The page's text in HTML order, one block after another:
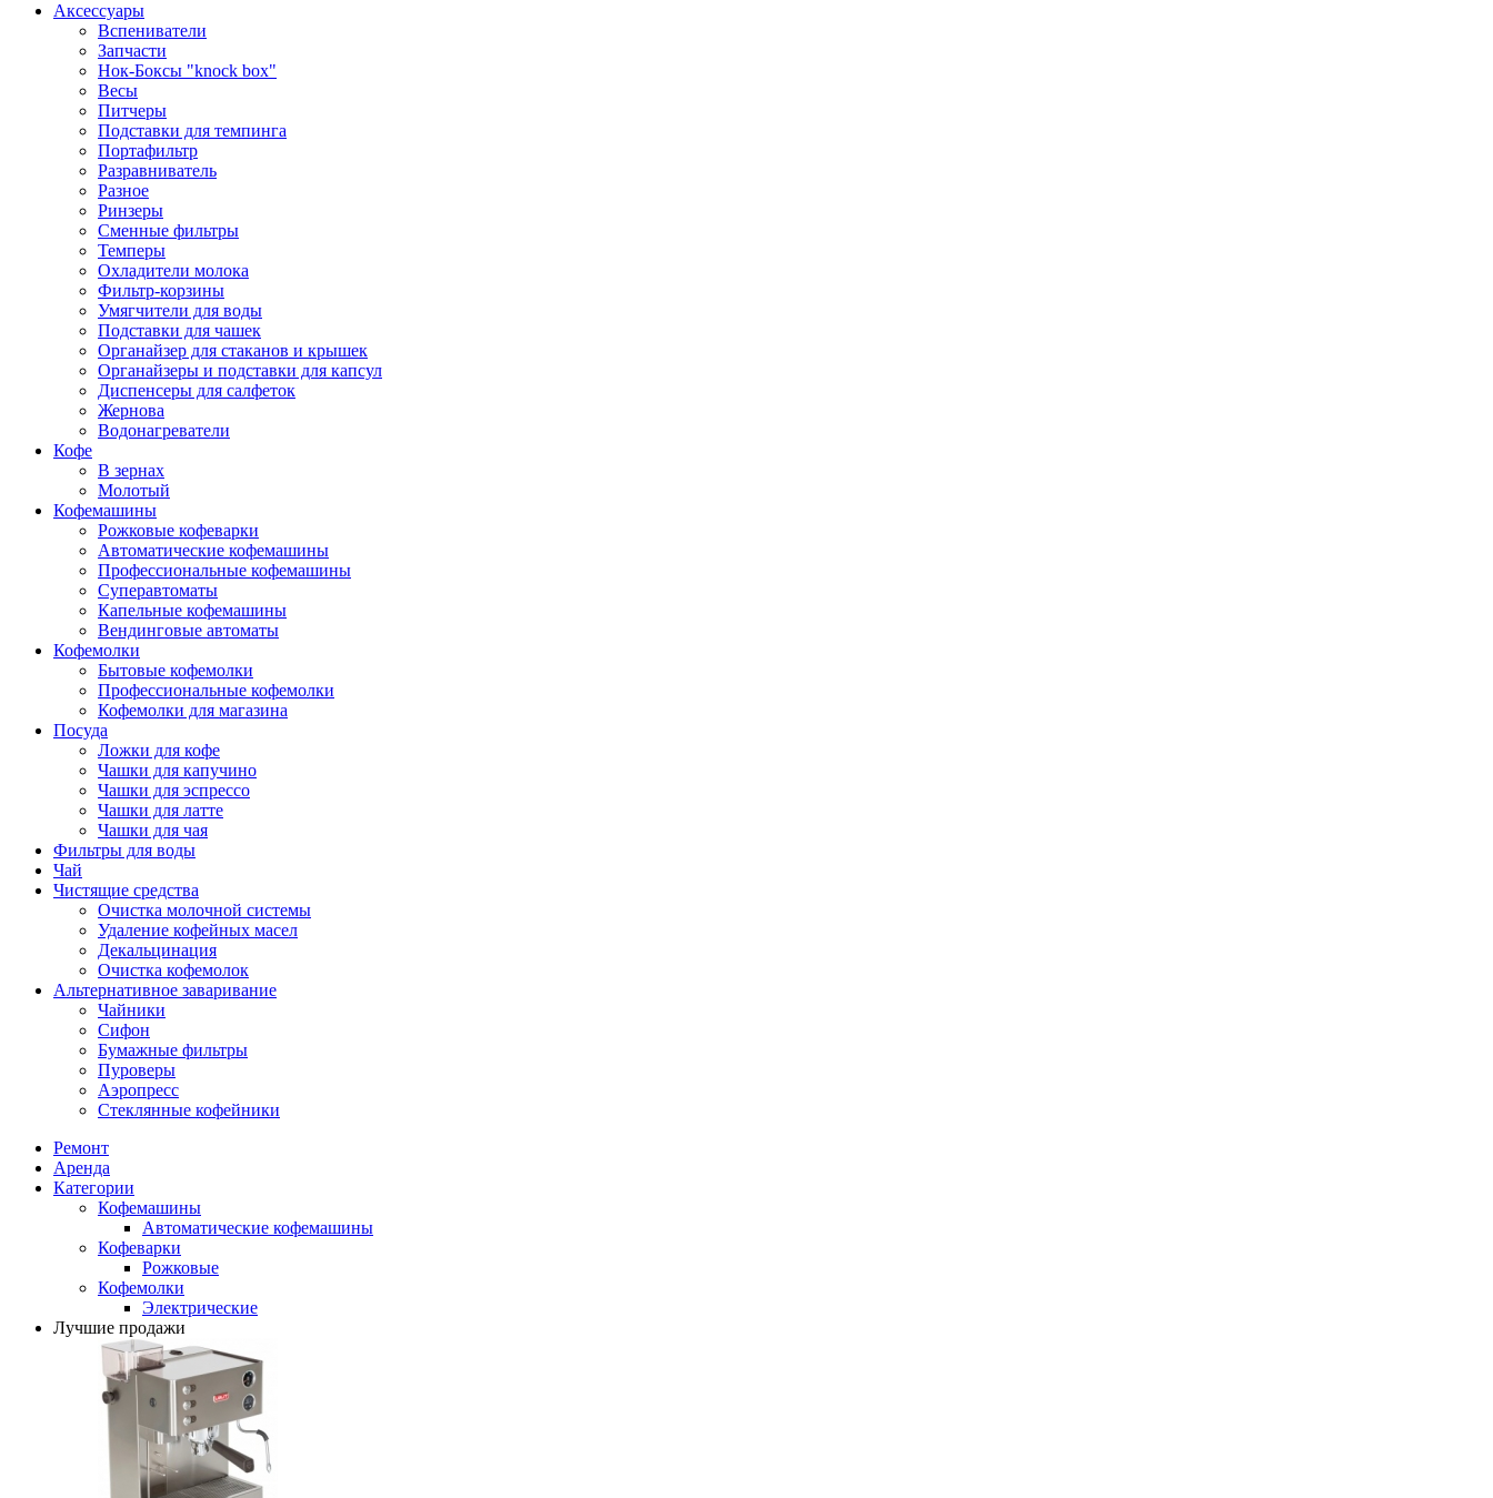
Аксессуары
Вспениватели
Запчасти
Нок-Боксы "knock box"
Весы
Питчеры
Подставки для темпинга
Портафильтр
Разравниватель
Разное
Ринзеры
Сменные фильтры
Темперы
Охладители молока
Фильтр-корзины
Умягчители для воды
Подставки для чашек
Органайзер для стаканов и крышек
Органайзеры и подставки для капсул
Диспенсеры для салфеток
Жернова
Водонагреватели
Кофе
В зернах
Молотый
Кофемашины
Рожковые кофеварки
Автоматические кофемашины
Профессиональные кофемашины
Суперавтоматы
Капельные кофемашины
Вендинговые автоматы
Кофемолки
Бытовые кофемолки
Профессиональные кофемолки
Кофемолки для магазина
Посуда
Ложки для кофе
Чашки для капучино
Чашки для эспрессо
Чашки для латте
Чашки для чая
Фильтры для воды
Чай
Чистящие средства
Очистка молочной системы
Удаление кофейных масел
Декальцинация
Очистка кофемолок
Альтернативное заваривание
Чайники
Сифон
Бумажные фильтры
Пуроверы
Аэропресс
Стеклянные кофейники
Ремонт
Аренда
Категории
Кофемашины
Автоматические кофемашины
Кофеварки
Рожковые
Кофемолки
Электрические
Лучшие продажи